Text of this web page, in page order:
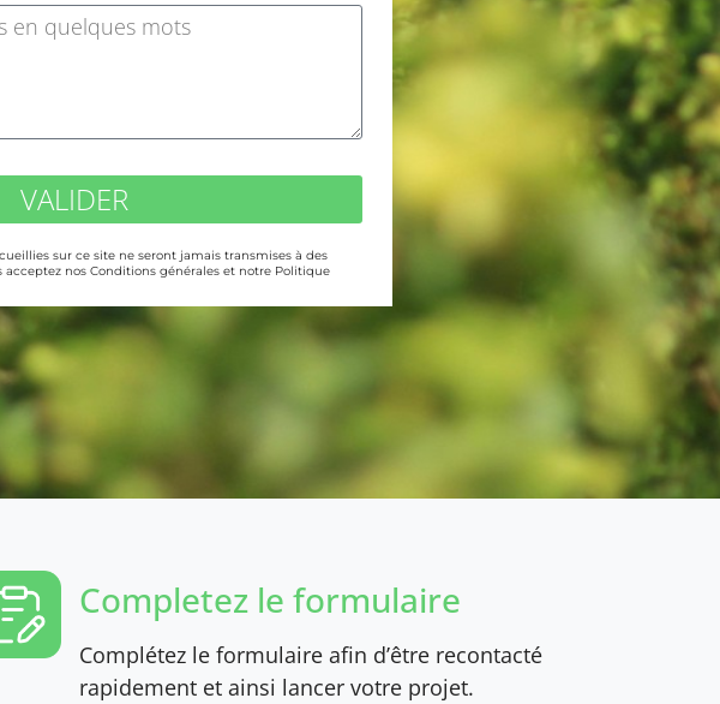
VALIDER
sur ce site ne seront jamais transmises à des
acceptez nos Conditions générales et notre Politique
Completez le formulaire
Complétez le formulaire afin d’être recontacté
rapidement et ainsi lancer votre projet.